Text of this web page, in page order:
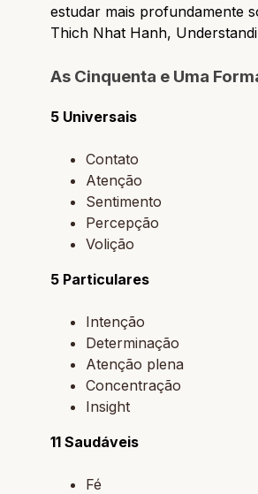
estudar mais profundamente
Thich Nhat Hanh,
As Cinquenta e Uma
5 Universais
Contato
Atenção
Sentimento
Percepção
Volição
5 Particulares
Intenção
Determinação
Atenção plena
Concentração
Insight
11 Saudáveis
Fé